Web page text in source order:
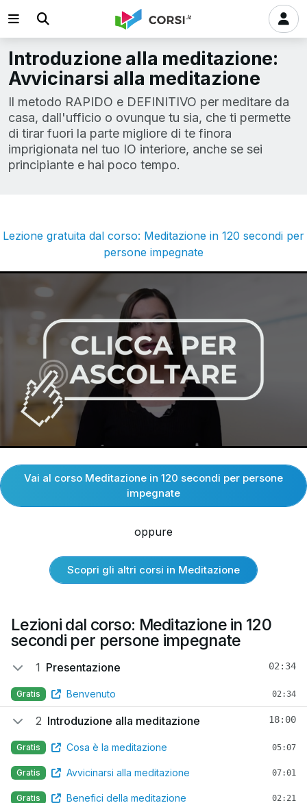
Introduzione alla meditazione:
Avvicinarsi alla meditazione
Il metodo RAPIDO e DEFINITIVO per meditare da
casa, dall'ufficio o ovunque tu sia, che ti permette
di tirar fuori la parte migliore di te finora
imprigionata nel tuo IO interiore, anche se sei
principiante e hai poco tempo.
Lezione gratuita dal corso: Meditazione in 120 secondi per
persone impegnate
Vai al corso Meditazione in 120 secondi per persone
impegnate
oppure
Scopri gli altri corsi in Meditazione
Lezioni dal corso: Meditazione in 120
secondi per persone impegnate
1 Presentazione 02:34
Gratis Benvenuto 02:34
2 Introduzione alla meditazione 18:00
Gratis Cosa è la meditazione 05:07
Gratis Avvicinarsi alla meditazione 07:01
Gratis Benefici della meditazione 02:21